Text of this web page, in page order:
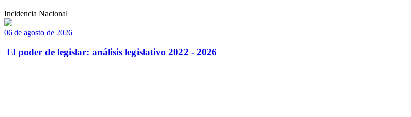
Incidencia Nacional
06 de agosto de 2026
El poder de legislar: análisis legislativo 2022 - 2026